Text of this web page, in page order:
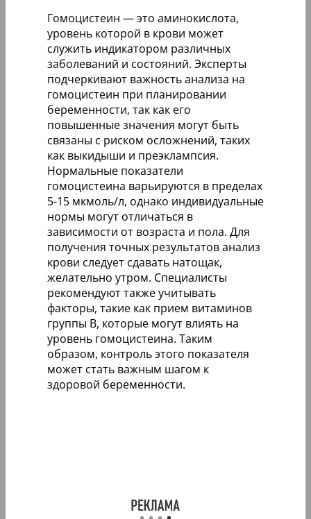
Гомоцистеин — это аминокислота,
уровень которой в крови может
служить индикатором различных
заболеваний и состояний. Эксперты
подчеркивают важность анализа на
гомоцистеин при планировании
беременности, так как его
повышенные значения могут быть
связаны с риском осложнений, таких
как выкидыши и преэклампсия.
Нормальные показатели
гомоцистеина варьируются в пределах
5-15 мкмоль/л, однако индивидуальные
нормы могут отличаться в
зависимости от возраста и пола. Для
получения точных результатов анализ
крови следует сдавать натощак,
желательно утром. Специалисты
рекомендуют также учитывать
факторы, такие как прием витаминов
группы B, которые могут влиять на
уровень гомоцистеина. Таким
образом, контроль этого показателя
может стать важным шагом к
здоровой беременности.